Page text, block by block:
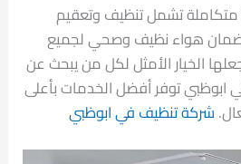
متكاملة تشمل تنظيف وتعقيم
هواء نظيف وصحي لجميع
الخيار الأمثل لكل من يبحث عن
توفر أفضل الخدمات بأعلى
شركة تنظيف في ابوظبي